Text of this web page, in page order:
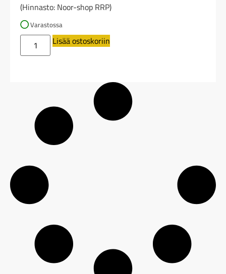
(Hinnasto: Noor-shop RRP)
Varastossa
Lisää ostoskoriin